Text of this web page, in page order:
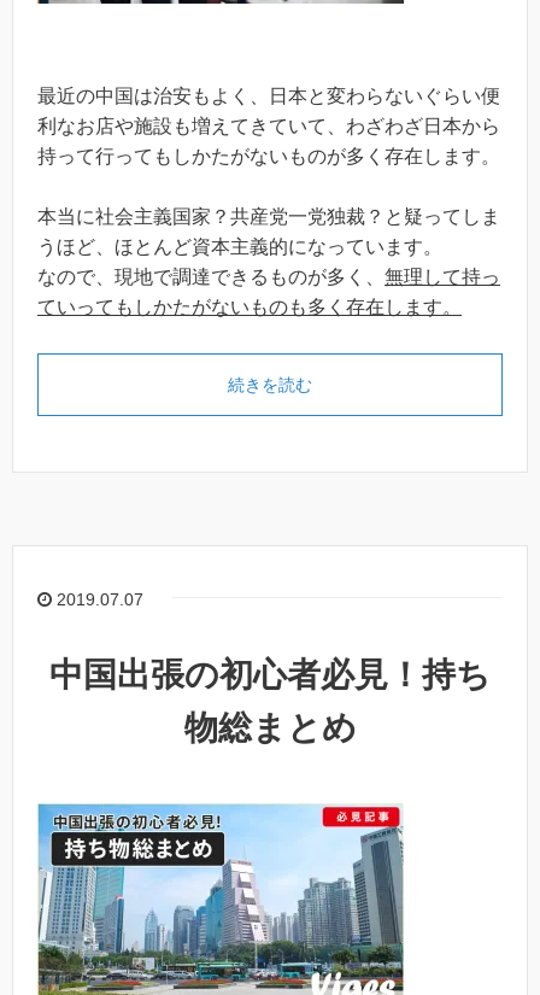
最近の中国は治安もよく、日本と変わらないぐらい便
利なお店や施設も増えてきていて、わざわざ日本から
持って行ってもしかたがないものが多く存在します。
本当に社会主義国家？共産党一党独裁？と疑ってしま
うほど、ほとんど資本主義的になっています。
なので、現地で調達できるものが多く、 無理して持っ
ていってもしかたがないものも多く存在します。
続きを読む
2019.07.07
中国出張の初心者必見！持ち
物総まとめ